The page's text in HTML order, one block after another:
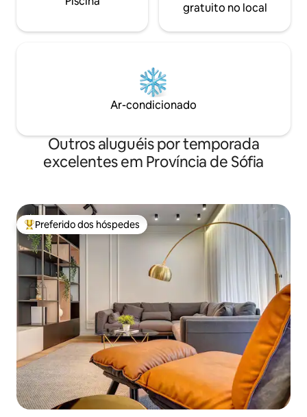
gratuito no local
Ar-condicionado
Outros aluguéis por temporada
excelentes em Província de Sófia
Entre os melhores preferidos dos hóspedes
Preferido dos hóspedes